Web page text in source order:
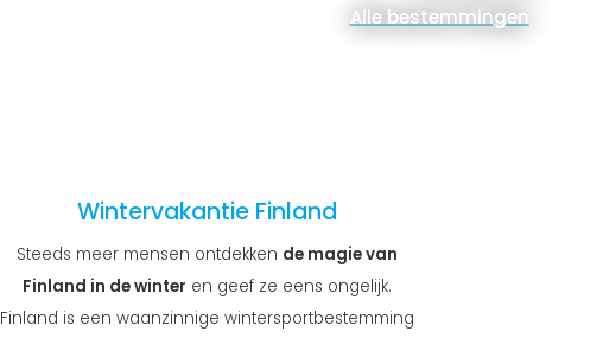
Alle bestemmingen
Wintervakantie Finland
Steeds meer mensen ontdekken de magie van
Finland in de winter en geef ze eens ongelijk.
Finland is een waanzinnige wintersportbestemming